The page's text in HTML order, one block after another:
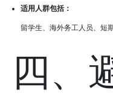
适用人群包括：
留学生、海外务工人员、短
四、